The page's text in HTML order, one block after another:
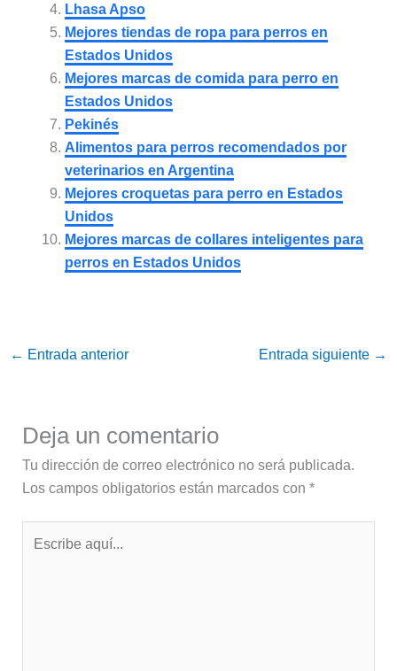
Lhasa Apso
Mejores tiendas de ropa para perros en
Estados Unidos
Mejores marcas de comida para perro en
Estados Unidos
Pekinés
Alimentos para perros recomendados por
veterinarios en Argentina
Mejores croquetas para perro en Estados
Unidos
Mejores marcas de collares inteligentes para
perros en Estados Unidos
← Entrada anterior Entrada siguiente →
Deja un comentario
Tu dirección de correo electrónico no será publicada.
Los campos obligatorios están marcados con *